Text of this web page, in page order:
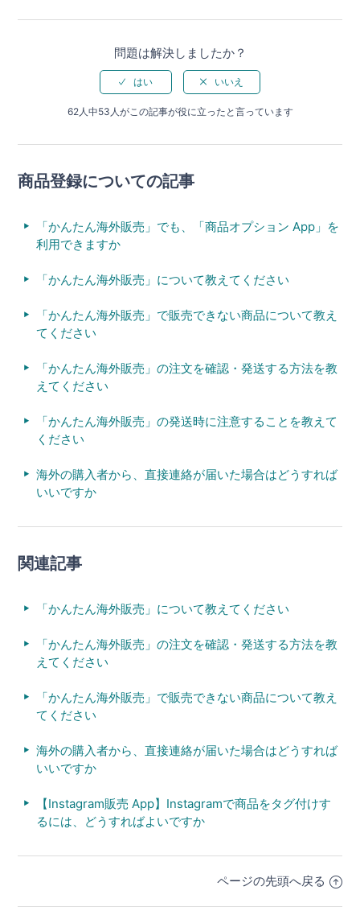
問題は解決しましたか？
62人中53人がこの記事が役に立ったと言っています
商品登録についての記事
「かんたん海外販売」でも、「商品オプション App」を
利用できますか
「かんたん海外販売」について教えてください
「かんたん海外販売」で販売できない商品について教え
てください
「かんたん海外販売」の注文を確認・発送する方法を教
えてください
「かんたん海外販売」の発送時に注意することを教えて
ください
海外の購入者から、直接連絡が届いた場合はどうすれば
いいですか
関連記事
「かんたん海外販売」について教えてください
「かんたん海外販売」の注文を確認・発送する方法を教
えてください
「かんたん海外販売」で販売できない商品について教え
てください
海外の購入者から、直接連絡が届いた場合はどうすれば
いいですか
【Instagram販売 App】Instagramで商品をタグ付けす
るには、どうすればよいですか
ページの先頭へ戻る